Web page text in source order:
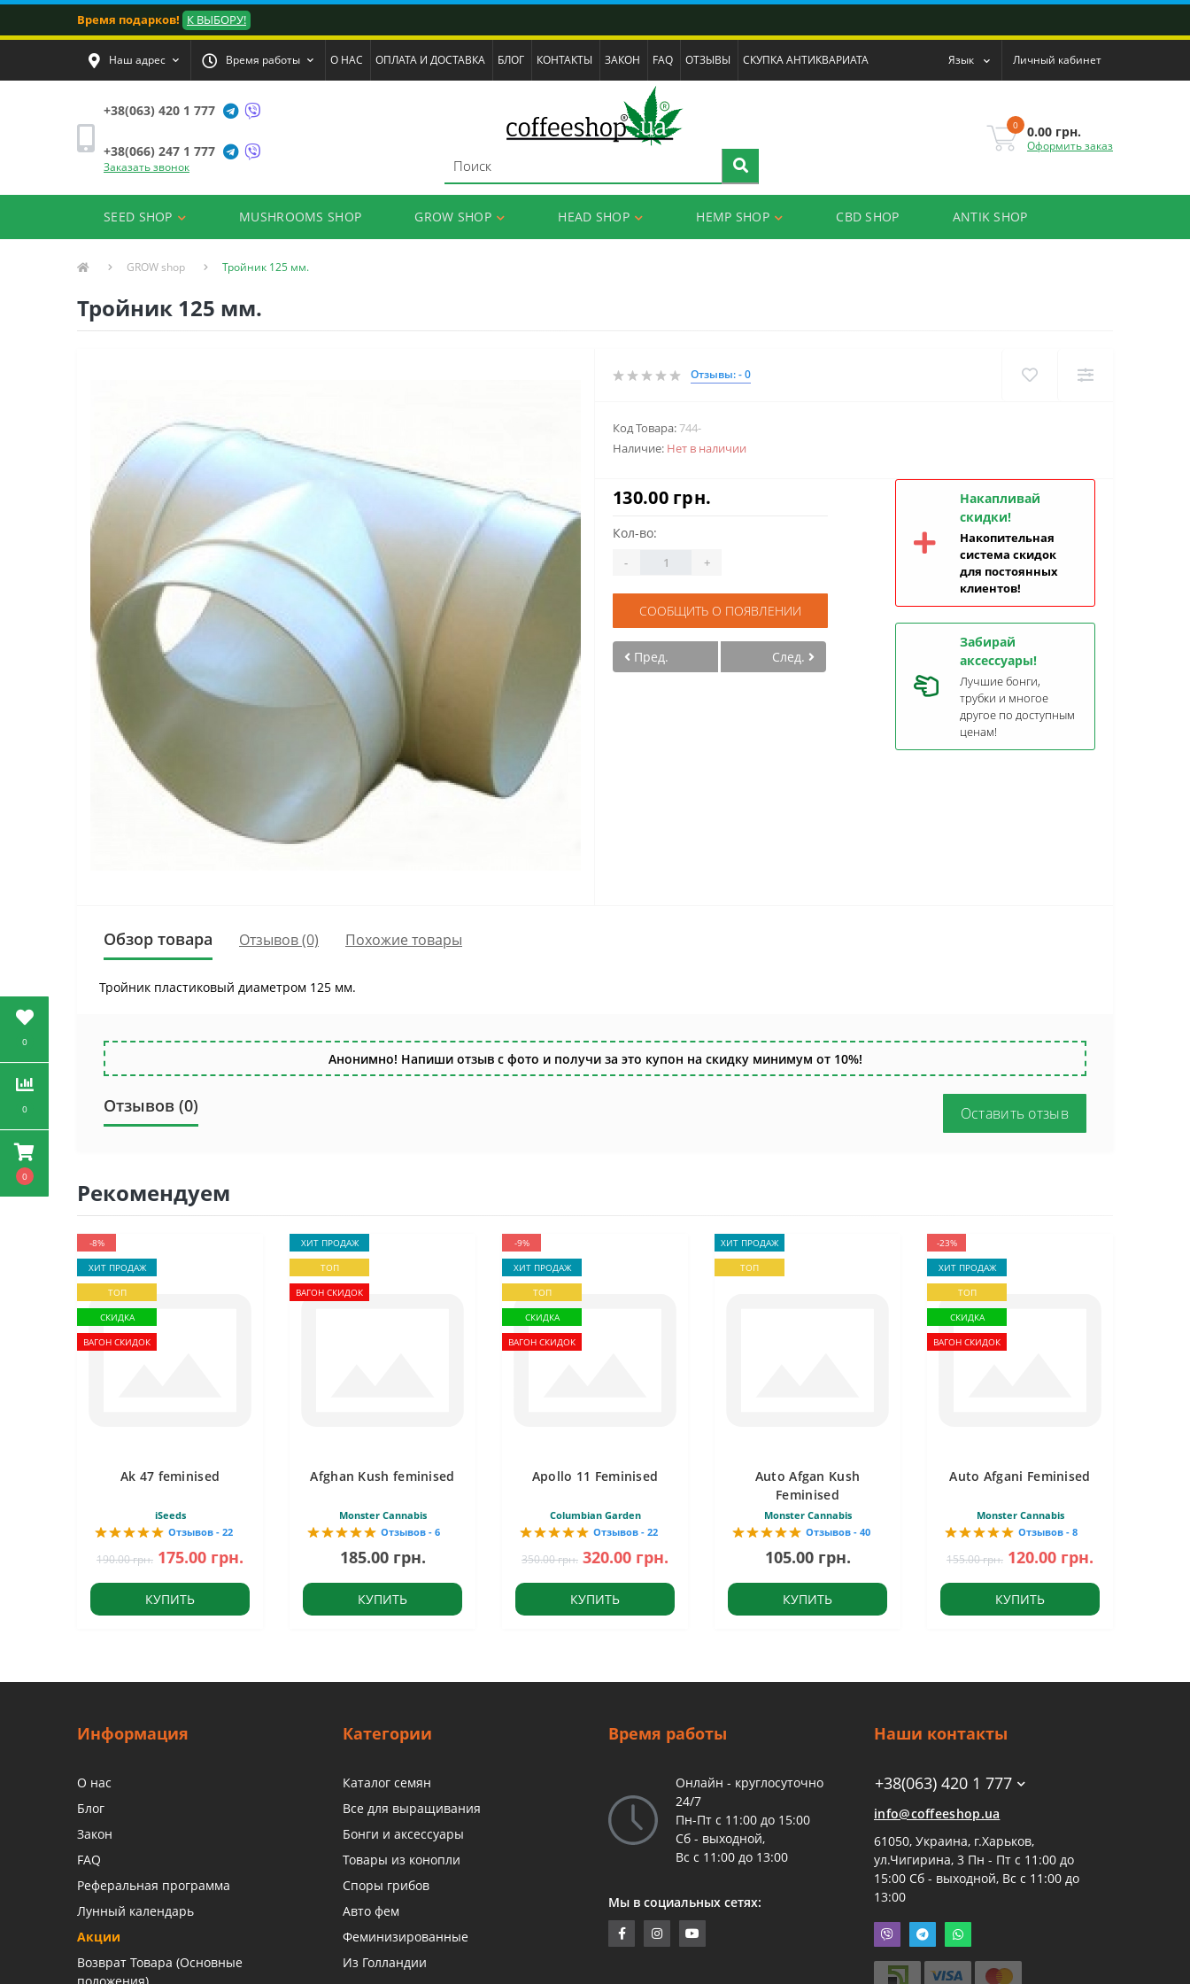
0
0
0
Время подарков! К ВЫБОРУ!
Наш адрес Время работы О НАС ОПЛАТА И ДОСТАВКА БЛОГ КОНТАКТЫ ЗАКОН FAQ ОТЗЫВЫ СКУПКА АНТИКВАРИАТА Язык Личный кабинет
+38(063) 420 1 777
+38(066) 247 1 777
Заказать звонок
0 0.00 грн.
Оформить заказ
SEED SHOP MUSHROOMS SHOP GROW SHOP HEAD SHOP HEMP SHOP CBD SHOP ANTIK SHOP
GROW shop Тройник 125 мм.
Тройник 125 мм.
Отзывы: - 0
Код Товара:744-
Наличие: Нет в наличии
130.00 грн.
Кол-во:
- +
СООБЩИТЬ О ПОЯВЛЕНИИ
Пред. След.
Накапливай
скидки!
Накопительная
система скидок
для постоянных
клиентов!
Забирай
аксессуары!
Лучшие бонги,
трубки и многое
другое по доступным
ценам!
Обзор товара Отзывов (0) Похожие товары
Тройник пластиковый диаметром 125 мм.
Анонимно! Напиши отзыв с фото и получи за это купон на скидку минимум от 10%!
Отзывов (0) Оставить отзыв
Рекомендуем
-8%
ХИТ ПРОДАЖ
ТОП
СКИДКА
ВАГОН СКИДОК
Ak 47 feminised
iSeeds
Отзывов - 22
190.00 грн. 175.00 грн.
КУПИТЬ
ХИТ ПРОДАЖ
ТОП
ВАГОН СКИДОК
Afghan Kush feminised
Monster Cannabis
Отзывов - 6
185.00 грн.
КУПИТЬ
-9%
ХИТ ПРОДАЖ
ТОП
СКИДКА
ВАГОН СКИДОК
Apollo 11 Feminised
Columbian Garden
Отзывов - 22
350.00 грн. 320.00 грн.
КУПИТЬ
ХИТ ПРОДАЖ
ТОП
Auto Afgan Kush
Feminised
Monster Cannabis
Отзывов - 40
105.00 грн.
КУПИТЬ
-23%
ХИТ ПРОДАЖ
ТОП
СКИДКА
ВАГОН СКИДОК
Auto Afgani Feminised
Monster Cannabis
Отзывов - 8
155.00 грн. 120.00 грн.
КУПИТЬ
Информация
О нас
Блог
Закон
FAQ
Реферальная программа
Лунный календарь
Акции
Возврат Товара (Основные
Категории
Каталог семян
Все для выращивания
Бонги и аксессуары
Товары из конопли
Споры грибов
Авто фем
Феминизированные
Из Голландии
Время работы
Онлайн - круглосуточно
24/7
Пн-Пт с 11:00 до 15:00
Сб - выходной,
Вс с 11:00 до 13:00
Мы в социальных сетях:
Наши контакты
+38(063) 420 1 777
info@coffeeshop.ua
61050, Украина, г.Харьков,
ул.Чигирина, 3 Пн - Пт с 11:00 до
15:00 Сб - выходной, Вс с 11:00 до
13:00